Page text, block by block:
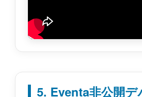
5. Eventa非公開デ